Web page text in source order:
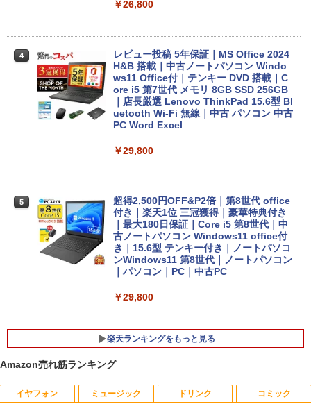
￥26,800
4
レビュー投稿 5年保証｜MS Office 2024
H&B 搭載｜中古ノートパソコン Windo
ws11 Office付｜テンキー DVD 搭載｜C
ore i5 第7世代 メモリ 8GB SSD 256GB
｜店長厳選 Lenovo ThinkPad 15.6型 Bl
uetooth Wi-Fi 無線｜中古 パソコン 中古
PC Word Excel
￥29,800
5
超得2,500円OFF&P2倍｜第8世代 office
付き｜楽天1位 三冠獲得｜豪華特典付き
｜最大180日保証｜Core i5 第8世代｜中
古ノートパソコン Windows11 office付
き｜15.6型 テンキー付き｜ノートパソコ
ンWindows11 第8世代｜ノートパソコン
｜パソコン｜PC｜中古PC
￥29,800
楽天ランキングをもっと見る
1 ルイジアナ近代美術館 ポスター A3
Amazon売れ筋ランキング
イヤフォン ミュージック ドリンク コミック